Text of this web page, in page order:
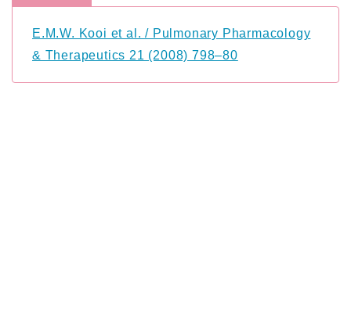
E.M.W. Kooi et al. / Pulmonary Pharmacology
& Therapeutics 21 (2008) 798–80